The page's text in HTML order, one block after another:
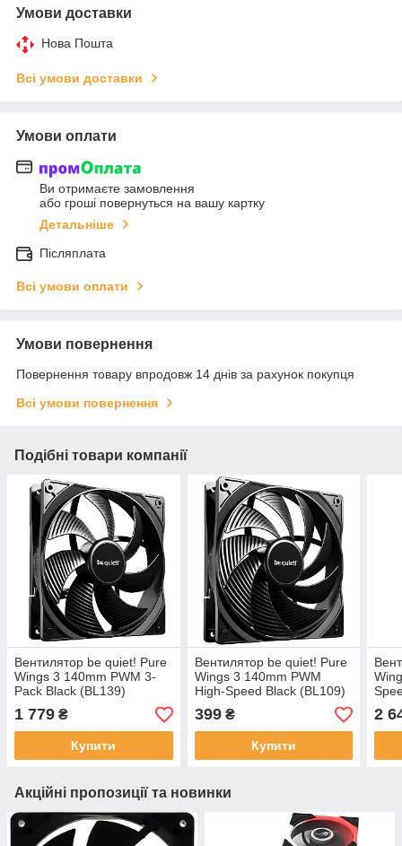
Умови доставки
Нова Пошта
Всі умови доставки
Умови оплати
Ви отримаєте замовлення
або гроші повернуться на вашу картку
Детальніше
Післяплата
Всі умови оплати
Умови повернення
Повернення товару впродовж 14 днів за рахунок покупця
Всі умови повернення
Подібні товари компанії
Вентилятор be quiet! Pure
Wings 3 140mm PWM 3-
Pack Black (BL139)
1 779 ₴
Купити
Вентилятор be quiet! Pure
Wings 3 140mm PWM
High-Speed Black (BL109)
399₴
Купити
2
Акційні пропозиції та новинки